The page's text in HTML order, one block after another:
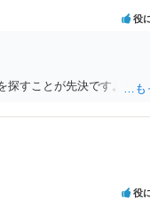
役
すことが先決です。
役